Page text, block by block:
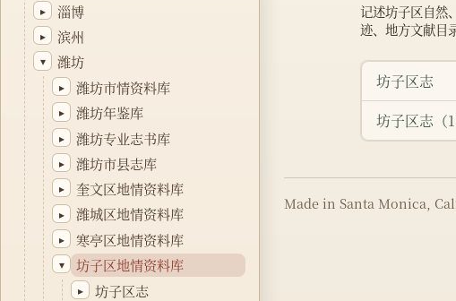
▸ 淄博
▸ 滨州
▾ 潍坊
▸ 潍坊市情资料库
▸ 潍坊年鉴库
▸ 潍坊专业志书库
▸ 潍坊市县志库
▸ 奎文区地情资料库
▸ 潍城区地情资料库
▸ 寒亭区地情资料库
▾ 坊子区地情资料库
▸ 坊子区志
记述坊子区自然
迹、地方文献目
坊子区志
坊子区志（
Made in Santa Monica,